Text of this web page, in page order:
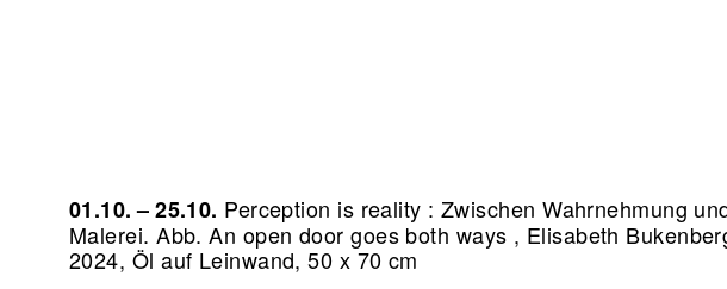
01.10. – 25.10. Perception is reality : Zwischen Wahrnehmung
Malerei.Abb. An open door goes both ways , Elisabeth
2024, Öl auf Leinwand, 50 x 70 cm